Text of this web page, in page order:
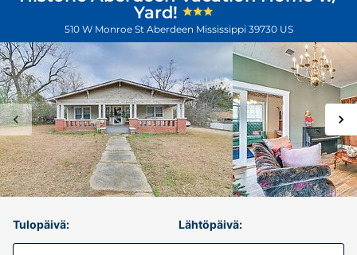
Yard!
510 W Monroe St Aberdeen Mississippi 39730 US
Tulopäivä: Lähtöpäivä: